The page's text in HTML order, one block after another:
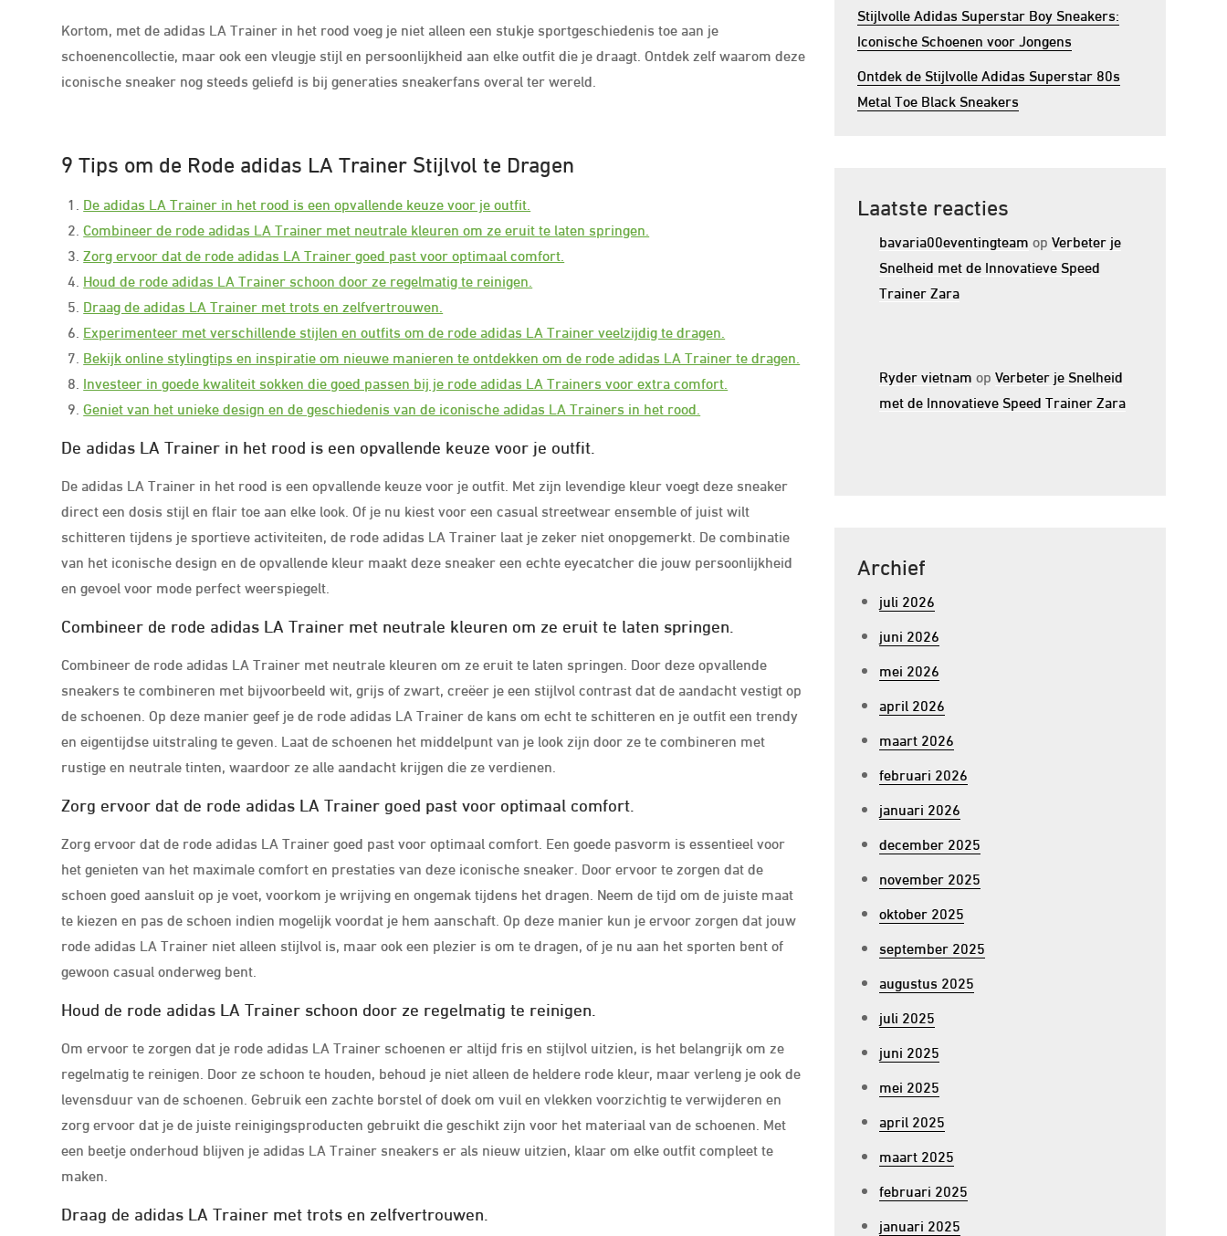
Kortom, met de adidas LA Trainer in het rood voeg je niet alleen een stukje sportgeschiedenis toe aan je
schoenencollectie, maar ook een vleugje stijl en persoonlijkheid aan elke outfit die je draagt. Ontdek zelf waarom deze
iconische sneaker nog steeds geliefd is bij generaties sneakerfans overal ter wereld.
9 Tips om de Rode adidas LA Trainer Stijlvol te Dragen
De adidas LA Trainer in het rood is een opvallende keuze voor je outfit.
Combineer de rode adidas LA Trainer met neutrale kleuren om ze eruit te laten springen.
Zorg ervoor dat de rode adidas LA Trainer goed past voor optimaal comfort.
Houd de rode adidas LA Trainer schoon door ze regelmatig te reinigen.
Draag de adidas LA Trainer met trots en zelfvertrouwen.
Experimenteer met verschillende stijlen en outfits om de rode adidas LA Trainer veelzijdig te dragen.
Bekijk online stylingtips en inspiratie om nieuwe manieren te ontdekken om de rode adidas LA Trainer te dragen.
Investeer in goede kwaliteit sokken die goed passen bij je rode adidas LA Trainers voor extra comfort.
Geniet van het unieke design en de geschiedenis van de iconische adidas LA Trainers in het rood.
De adidas LA Trainer in het rood is een opvallende keuze voor je outfit.
De adidas LA Trainer in het rood is een opvallende keuze voor je outfit. Met zijn levendige kleur voegt deze sneaker
direct een dosis stijl en flair toe aan elke look. Of je nu kiest voor een casual streetwear ensemble of juist wilt
schitteren tijdens je sportieve activiteiten, de rode adidas LA Trainer laat je zeker niet onopgemerkt. De combinatie
van het iconische design en de opvallende kleur maakt deze sneaker een echte eyecatcher die jouw persoonlijkheid
en gevoel voor mode perfect weerspiegelt.
Combineer de rode adidas LA Trainer met neutrale kleuren om ze eruit te laten springen.
Combineer de rode adidas LA Trainer met neutrale kleuren om ze eruit te laten springen. Door deze opvallende
sneakers te combineren met bijvoorbeeld wit, grijs of zwart, creëer je een stijlvol contrast dat de aandacht vestigt op
de schoenen. Op deze manier geef je de rode adidas LA Trainer de kans om echt te schitteren en je outfit een trendy
en eigentijdse uitstraling te geven. Laat de schoenen het middelpunt van je look zijn door ze te combineren met
rustige en neutrale tinten, waardoor ze alle aandacht krijgen die ze verdienen.
Zorg ervoor dat de rode adidas LA Trainer goed past voor optimaal comfort.
Zorg ervoor dat de rode adidas LA Trainer goed past voor optimaal comfort. Een goede pasvorm is essentieel voor
het genieten van het maximale comfort en prestaties van deze iconische sneaker. Door ervoor te zorgen dat de
schoen goed aansluit op je voet, voorkom je wrijving en ongemak tijdens het dragen. Neem de tijd om de juiste maat
te kiezen en pas de schoen indien mogelijk voordat je hem aanschaft. Op deze manier kun je ervoor zorgen dat jouw
rode adidas LA Trainer niet alleen stijlvol is, maar ook een plezier is om te dragen, of je nu aan het sporten bent of
gewoon casual onderweg bent.
Houd de rode adidas LA Trainer schoon door ze regelmatig te reinigen.
Om ervoor te zorgen dat je rode adidas LA Trainer schoenen er altijd fris en stijlvol uitzien, is het belangrijk om ze
regelmatig te reinigen. Door ze schoon te houden, behoud je niet alleen de heldere rode kleur, maar verleng je ook de
levensduur van de schoenen. Gebruik een zachte borstel of doek om vuil en vlekken voorzichtig te verwijderen en
zorg ervoor dat je de juiste reinigingsproducten gebruikt die geschikt zijn voor het materiaal van de schoenen. Met
een beetje onderhoud blijven je adidas LA Trainer sneakers er als nieuw uitzien, klaar om elke outfit compleet te
maken.
Draag de adidas LA Trainer met trots en zelfvertrouwen.
Stijlvolle Adidas Superstar Boy Sneakers:
Iconische Schoenen voor Jongens
Ontdek de Stijlvolle Adidas Superstar 80s
Metal Toe Black Sneakers
Laatste reacties
bavaria00eventingteam op Verbeter je
Snelheid met de Innovatieve Speed
Trainer Zara
Ryder vietnam op Verbeter je Snelheid
met de Innovatieve Speed Trainer Zara
Archief
juli 2026
juni 2026
mei 2026
april 2026
maart 2026
februari 2026
januari 2026
december 2025
november 2025
oktober 2025
september 2025
augustus 2025
juli 2025
juni 2025
mei 2025
april 2025
maart 2025
februari 2025
januari 2025